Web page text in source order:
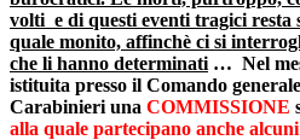
volti e di questi eventi tragici resta
quale monito, affinchè ci si
che li hanno determinati … Nel
istituita presso il Comando
Carabinieri una COMMISSIONE
alla quale partecipano anche